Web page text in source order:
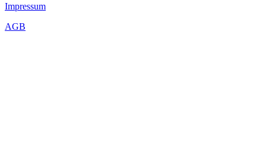
Impressum
AGB